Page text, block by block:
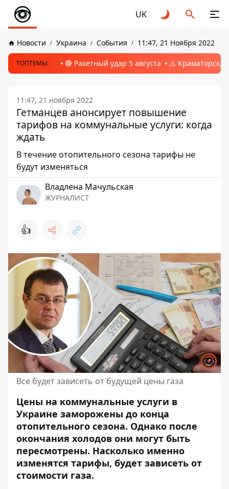
UK
Новости Украина События 11:47, 21 Ноября 2022
ТОПТЕМЫ: 🔴 Ракетный удар 5 августа ⚠️ Краматорск,
11:47, 21 ноября 2022
Гетманцев анонсирует повышение
тарифов на коммунальные услуги: когда
ждать
В течение отопительного сезона тарифы не
будут изменяться
Владлена Мачульская
ЖУРНАЛИСТ
👍
Все будет зависеть от будущей цены газа
Цены на коммунальные услуги в
Украине заморожены до конца
отопительного сезона. Однако после
окончания холодов они могут быть
пересмотрены. Насколько именно
изменятся тарифы, будет зависеть от
стоимости газа.